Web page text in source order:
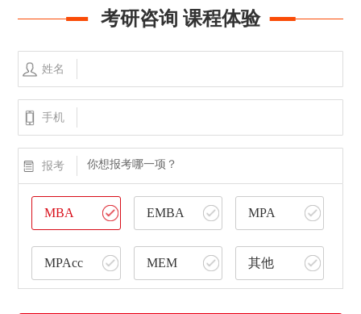
考研咨询 课程体验
姓名
手机
报考 你想报考哪一项？
MBA EMBA MPA
MPAcc MEM 其他